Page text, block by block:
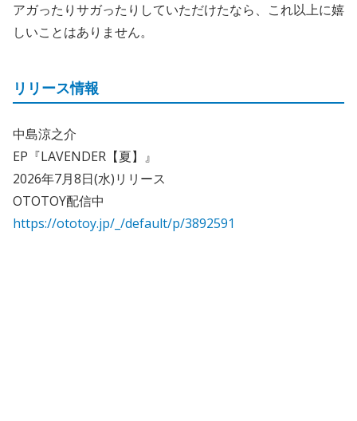
アガったりサガったりしていただけたなら、これ以上に嬉
しいことはありません。
リリース情報
中島涼之介
EP『LAVENDER【夏】』
2026年7月8日(水)リリース
OTOTOY配信中
https://ototoy.jp/_/default/p/3892591